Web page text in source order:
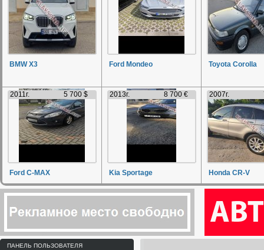
BMW X3 Ford Mondeo Toyota Corolla
2011г. 5 700 $
Ford C-MAX
2013г. 8 700 €
Kia Sportage
2007г.
Honda CR-V
ПАНЕЛЬ ПОЛЬЗОВАТЕЛЯ